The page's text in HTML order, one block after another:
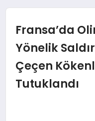
GUNCEL
SAĞLIK
SPOR & FITNESS
Fransa’da
Yönelik
Çeçen
Tutuklandı